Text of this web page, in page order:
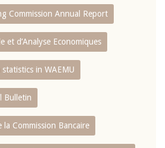
Commission Annual Report
et d’Analyse Economiques
in WAEMU
Bulletin
Commission Bancaire